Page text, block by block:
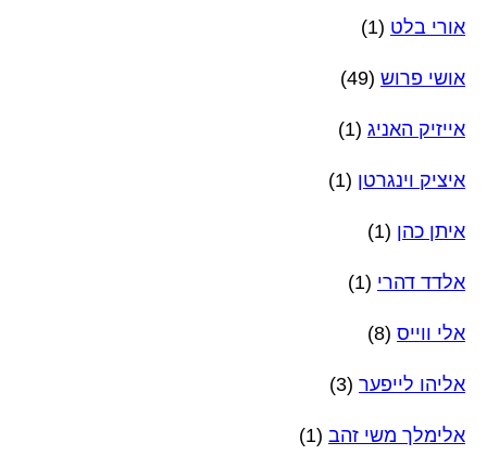
אורי בלט (1)
אושי פרוש (49)
אייזיק האניג (1)
איציק וינגרטן (1)
איתן כהן (1)
אלדד דהרי (1)
אלי ווייס (8)
אליהו לייפער (3)
אלימלך משי זהב (1)